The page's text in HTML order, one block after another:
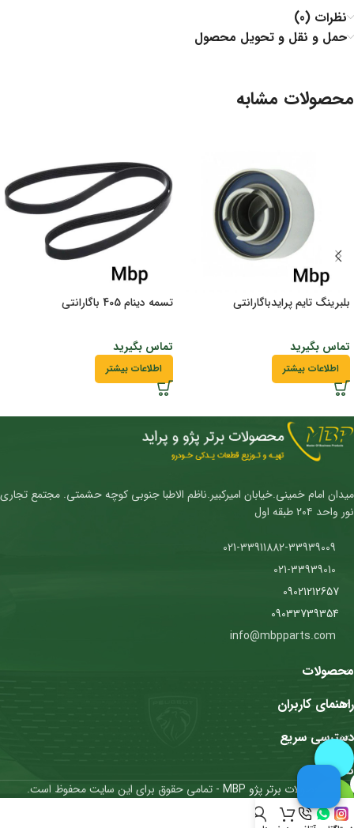
نظرات (0)
حمل و نقل و تحویل محصول
محصولات مشابه
بلبرینگ تایم پرایدباگارانتی
تماس بگیرید
اطلاعات بیشتر
تسمه دینام 405 باگارانتی
تماس بگیرید
اطلاعات بیشتر
میدان امام خمینی.خیابان امیرکبیر.ناظم الاطبا جنوبی کوچه حشمتی. مجتمع تجاری
نور واحد ۲۰۴ طبقه اول
09021212657
09033739354
محصولات
راهنمای کاربران
دسترسی سریع
نمادها
محصولات برتر پژو MBP - تمامی حقوق برای این سایت محفوظ است.